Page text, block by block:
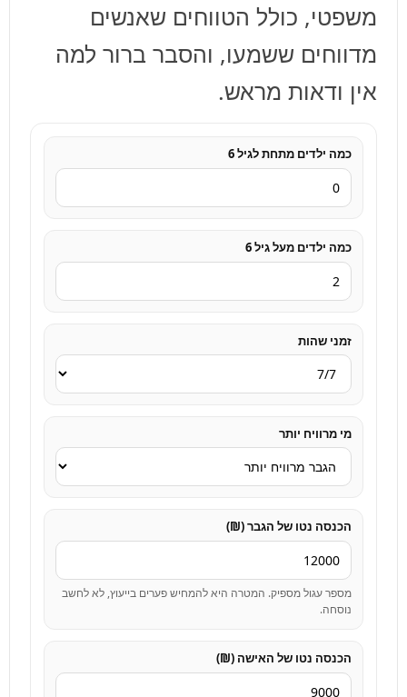
משפטי, כולל הטווחים שאנשים
מדווחים ששמעו, והסבר ברור למה
אין ודאות מראש.
כמה ילדים מתחת לגיל 6
כמה ילדים מעל גיל 6
זמני שהות
מי מרוויח יותר
הכנסה נטו של הגבר (₪)
מספר עגול מספיק. המטרה היא להמחיש פערים בייעוץ, לא לחשב
נוסחה.
הכנסה נטו של האישה (₪)